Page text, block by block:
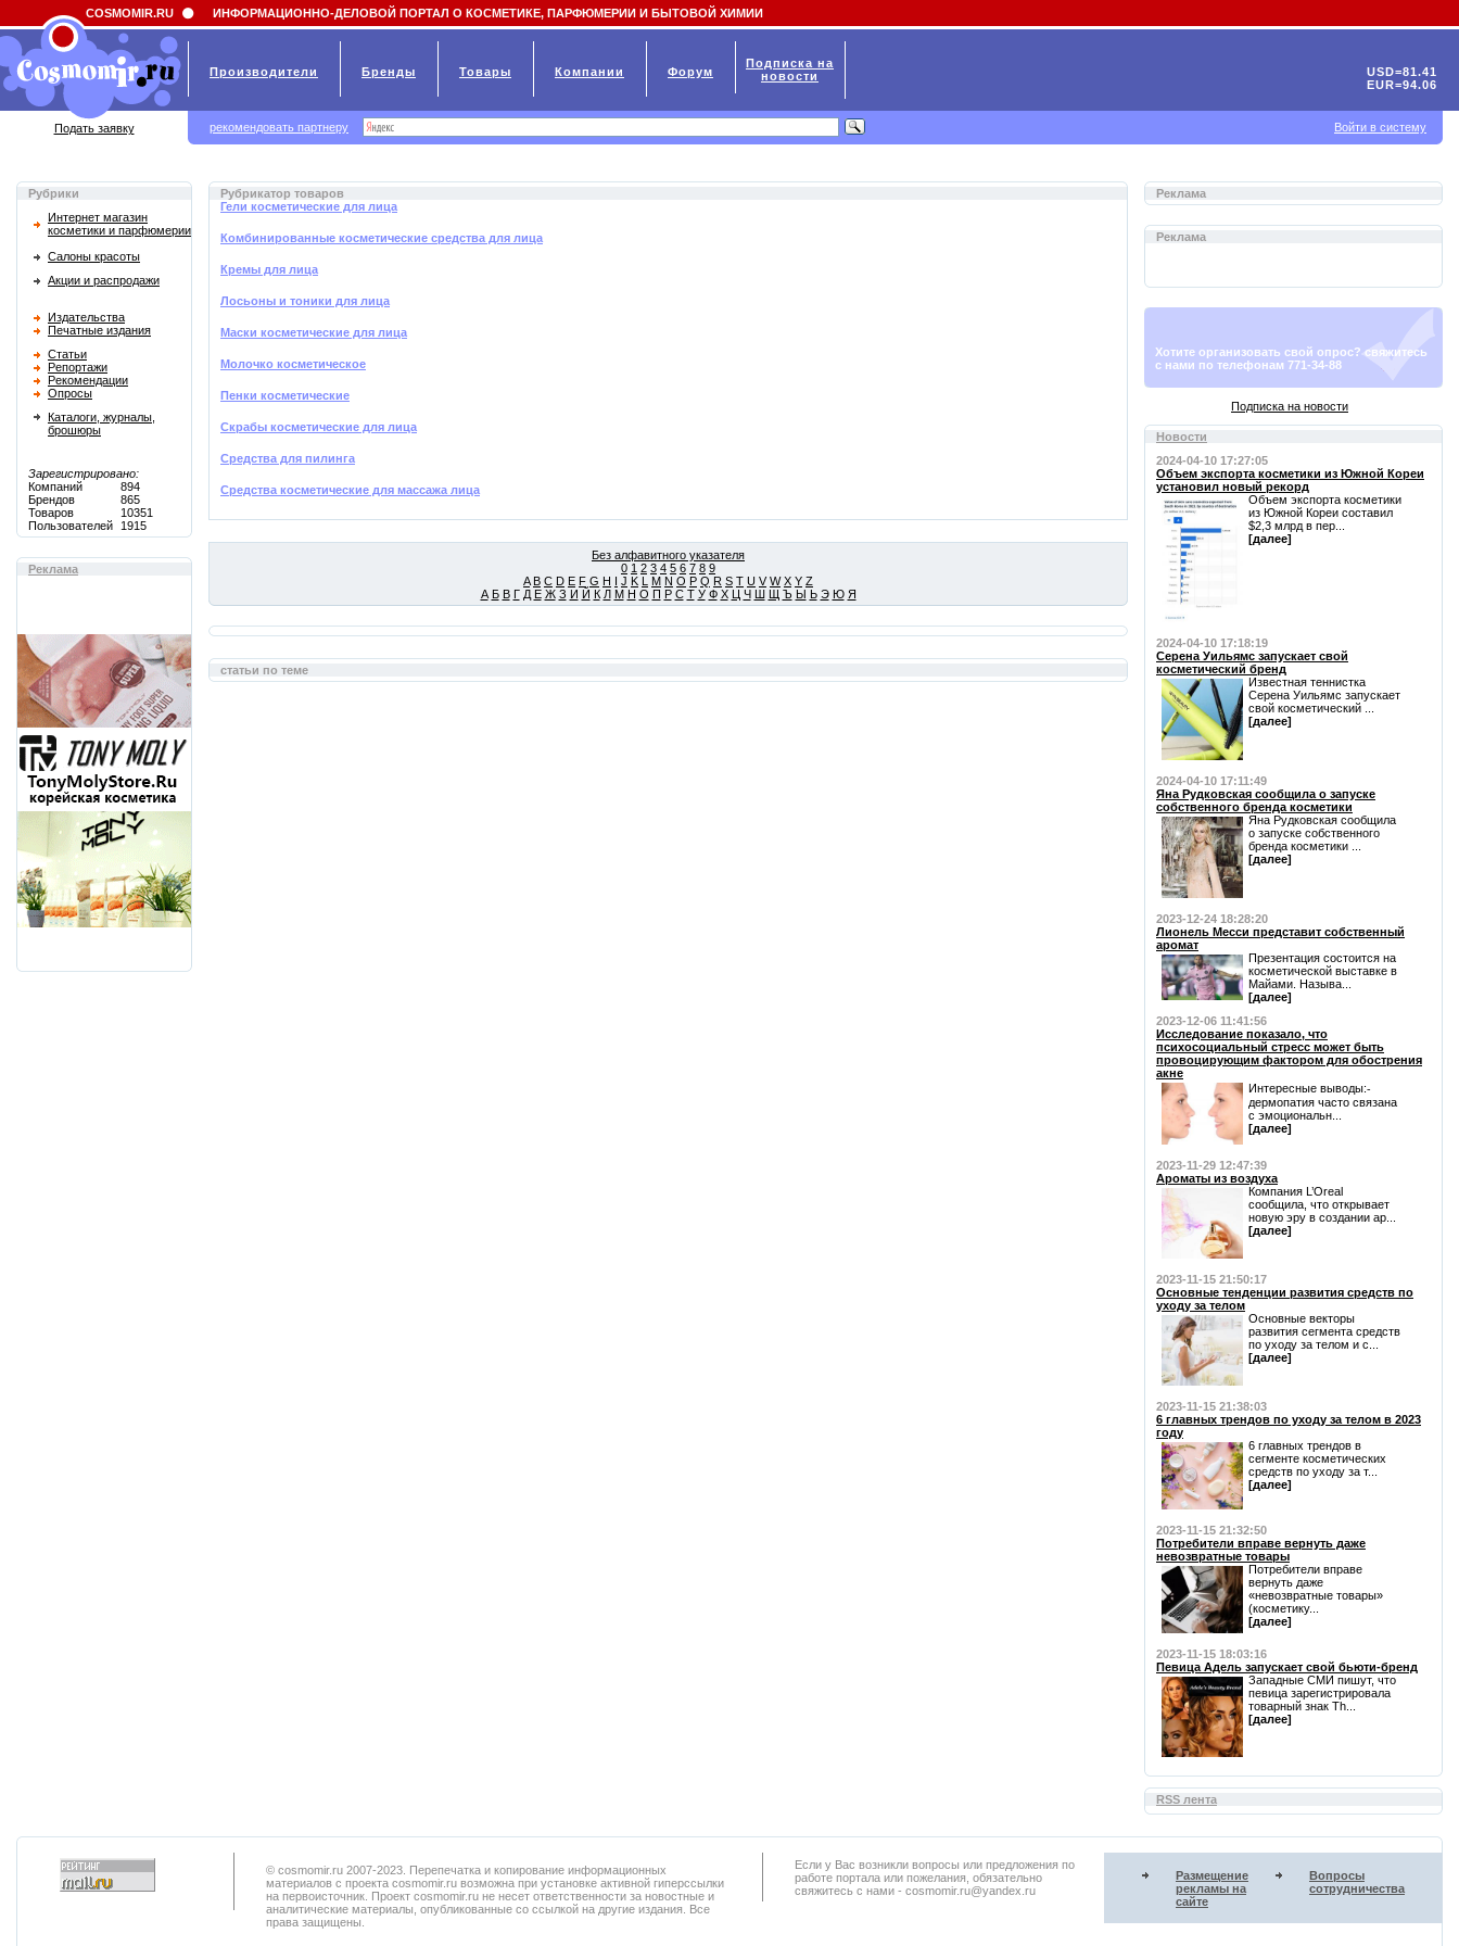
Field 'news_title' doesn't have a default value
Рубрики
Интернет магазин
косметики и парфюмерии
Салоны красоты
Акции и распродажи
Издательства
Печатные издания
Статьи
Репортажи
Рекомендации
Опросы
Каталоги, журналы,
брошюры
Зарегистрировано:
Компаний
894
Брендов
865
Товаров
10351
Пользователей
1915
Реклама
Рубрикатор товаров
Гели косметические для лица
Комбинированные косметические средства для лица
Кремы для лица
Лосьоны и тоники для лица
Маски косметические для лица
Молочко косметическое
Пенки косметические
Скрабы косметические для лица
Средства для пилинга
Средства косметические для массажа лица
Без алфавитного указателя
0 1 2 3 4 5 6 7 8 9
A B C D E F G H I J K L M N O P Q R S T U V W X Y Z
А Б В Г Д Е Ж З И Й К Л М Н О П Р С Т У Ф Х Ц Ч Ш Щ Ъ Ы Ь Э Ю Я
статьи по теме
Реклама
Реклама
Хотите организовать свой опрос? свяжитесь
с нами по телефонам 771-34-88
Подписка на новости
Новости
2024-04-10 17:27:05
Объем экспорта косметики из Южной Кореи
установил новый рекорд
Объем экспорта косметики
из Южной Кореи составил
$2,3 млрд в пер...
[далее]
2024-04-10 17:18:19
Серена Уильямс запускает свой
косметический бренд
Известная теннистка
Серена Уильямс запускает
свой косметический ...
[далее]
2024-04-10 17:11:49
Яна Рудковская сообщила о запуске
собственного бренда косметики
Яна Рудковская сообщила
о запуске собственного
бренда косметики ...
[далее]
2023-12-24 18:28:20
Лионель Месси представит собственный
аромат
Презентация состоится на
косметической выставке в
Майами. Называ...
[далее]
2023-12-06 11:41:56
Исследование показало, что
психосоциальный стресс может быть
провоцирующим фактором для обострения
акне
Интересные выводы:⁃
дермопатия часто связана
с эмоциональн...
[далее]
2023-11-29 12:47:39
Ароматы из воздуха
Компания L’Oreal
сообщила, что открывает
новую эру в создании ар...
[далее]
2023-11-15 21:50:17
Основные тенденции развития средств по
уходу за телом
Основные векторы
развития сегмента средств
по уходу за телом и с...
[далее]
2023-11-15 21:38:03
6 главных трендов по уходу за телом в 2023
году
6 главных трендов в
сегменте косметических
средств по уходу за т...
[далее]
2023-11-15 21:32:50
Потребители вправе вернуть даже
невозвратные товары
Потребители вправе
вернуть даже
«невозвратные товары»
(косметику...
[далее]
2023-11-15 18:03:16
Певица Адель запускает свой бьюти-бренд
Западные СМИ пишут, что
певица зарегистрировала
товарный знак Th...
[далее]
RSS лента
© cosmomir.ru 2007-2023. Перепечатка и копирование информационных
материалов с проекта cosmomir.ru возможна при установке активной гиперссылки
на первоисточник. Проект cosmomir.ru не несет ответственности за новостные и
аналитические материалы, опубликованные со ссылкой на другие издания. Все
права защищены.
Если у Вас возникли вопросы или предложения по
работe портала или пожелания, обязательно
свяжитесь с нами - cosmomir.ru@yandex.ru
Размещение
рекламы на
сайте
Вопросы
сотрудничества
COSMOMIR.RU ИНФОРМАЦИОННО-ДЕЛОВОЙ ПОРТАЛ О КОСМЕТИКЕ, ПАРФЮМЕРИИ И БЫТОВОЙ ХИМИИ
Производители Бренды Товары Компании Форум
Подписка на
новости
USD=81.41
EUR=94.06
Подать заявку рекомендовать партнеру Войти в систему